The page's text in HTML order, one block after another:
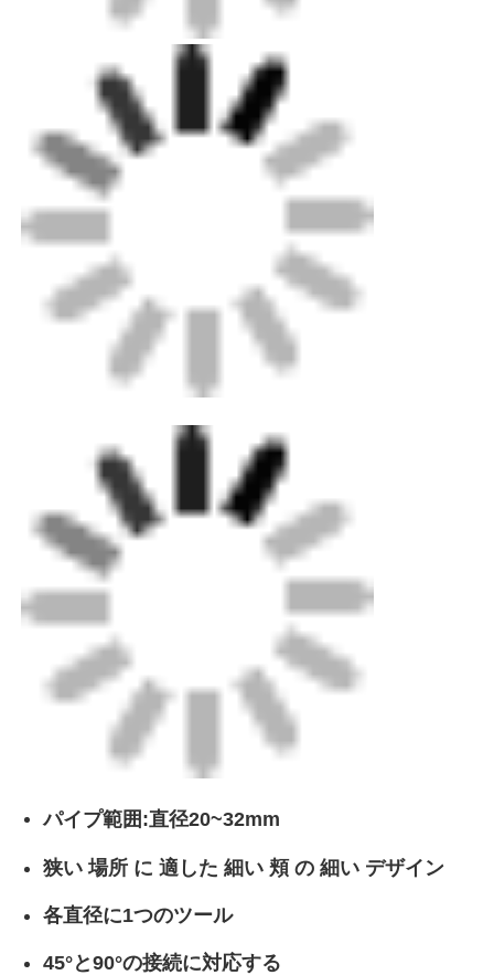
スピゴット・フィッティング
トランジションフィッティング
電気融着溶接機
バット・フュージョン・ツール
手動式挤出機
CNC バット 溶接 機械
パイプ範囲:直径20~32mm
狭い 場所 に 適した 細い 頬 の 細い デザイン
各直径に1つのツール
45°と90°の接続に対応する
便利で 持ち運び が 簡単 な 工具 ケース